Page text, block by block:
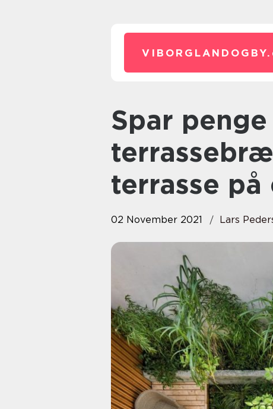
VIBORGLANDOGBY.
Spar penge ved at købe alle
terrasse på
02 November 2021 Lars